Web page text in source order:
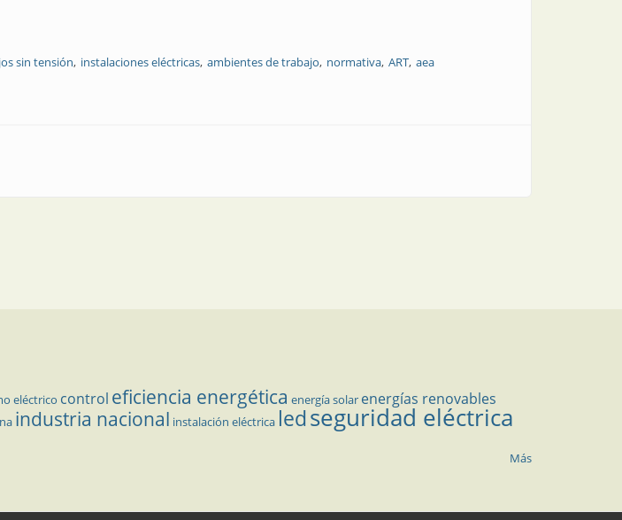
sin tensión instalaciones eléctricas ambientes de trabajo normativa ART aea
trabajo
eléctrico control eficiencia energética energía solar energías renovables
industria nacional instalación eléctrica ledseguridad eléctrica
Más